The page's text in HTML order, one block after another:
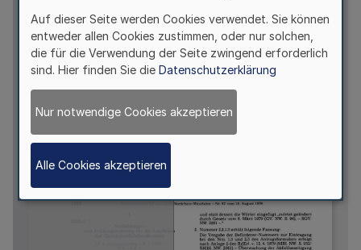
Auf dieser Seite werden Cookies verwendet. Sie können
entweder allen Cookies zustimmen, oder nur solchen,
die für die Verwendung der Seite zwingend erforderlich
sind. Hier finden Sie die Datenschutzerklärung
Nur notwendige Cookies akzeptieren
Alle Cookies akzeptieren